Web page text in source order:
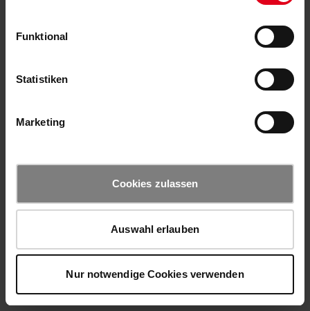
Funktional
Statistiken
Marketing
Cookies zulassen
Auswahl erlauben
Nur notwendige Cookies verwenden